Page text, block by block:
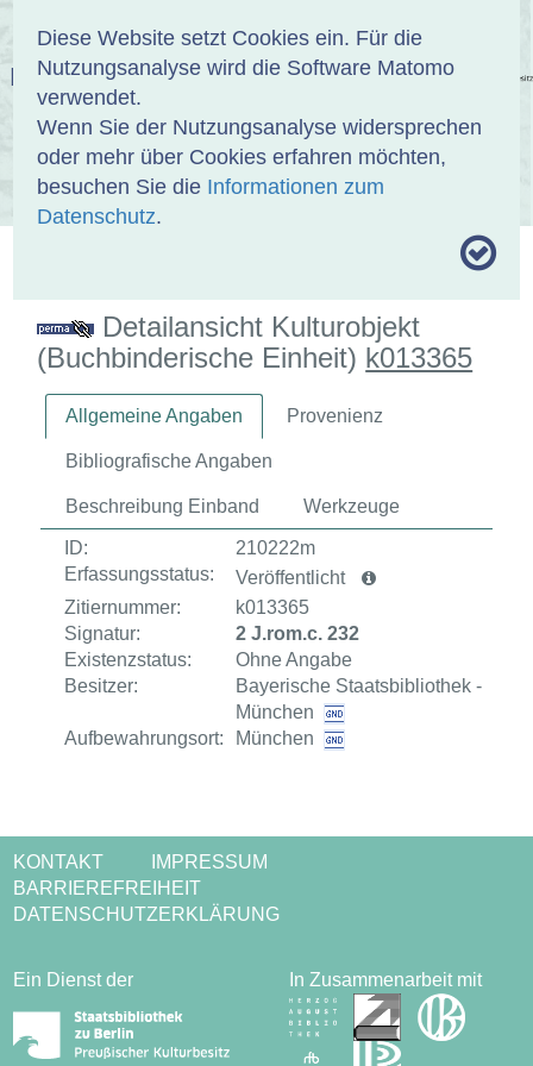
Diese Website setzt Cookies ein. Für die
Nutzungsanalyse wird die Software Matomo
verwendet.
Wenn Sie der Nutzungsanalyse widersprechen
oder mehr über Cookies erfahren möchten,
besuchen Sie die Informationen zum
Datenschutz.
EINBANDDATENBANK
ÜBER UNS SAMMLUNGEN SUCHE
Detailansicht Kulturobjekt
(Buchbinderische Einheit) k013365
Allgemeine Angaben Provenienz
Bibliografische Angaben
Beschreibung Einband Werkzeuge
ID:
210222m
Erfassungsstatus:
Veröffentlicht
Zitiernummer:
k013365
Signatur:
2 J.rom.c. 232
Existenzstatus:
Ohne Angabe
Besitzer:
Bayerische Staatsbibliothek -
München
Aufbewahrungsort:
München
KONTAKT
IMPRESSUM
BARRIEREFREIHEIT
DATENSCHUTZERKLÄRUNG
Ein Dienst der In Zusammenarbeit mit